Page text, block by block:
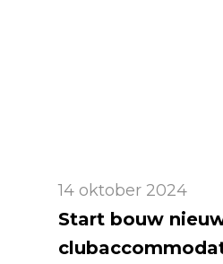
14 oktober 2024
Start bouw